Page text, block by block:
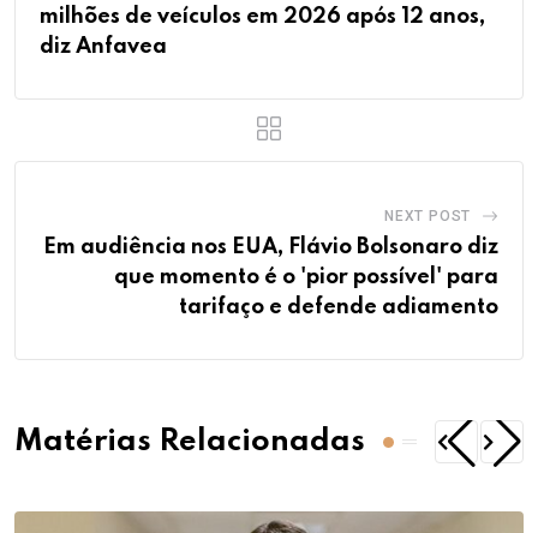
milhões de veículos em 2026 após 12 anos,
diz Anfavea
NEXT POST
Em audiência nos EUA, Flávio Bolsonaro diz
que momento é o 'pior possível' para
tarifaço e defende adiamento
Matérias Relacionadas